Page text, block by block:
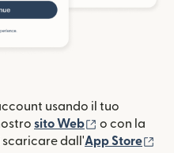
usando il tuo
sito Web (si apre in
o con la
scaricare dall'App Store